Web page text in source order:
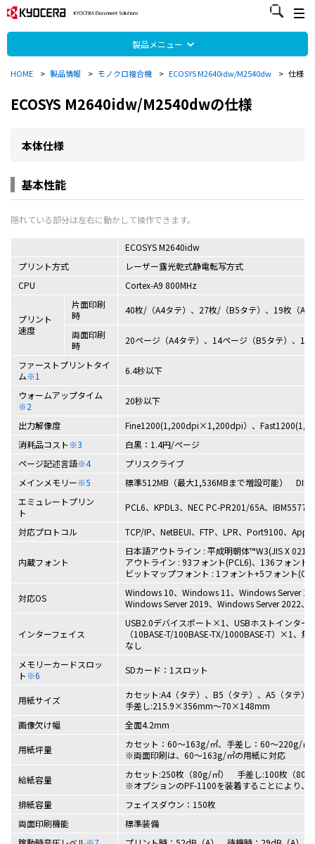
製品メニュー
HOME > 製品情報 > モノクロ複合機 > ECOSYS M2640idw/M2540dw > 仕様
ECOSYS M2640idw/M2540dwの仕様
本体仕様
基本性能
ECOSYS M2640idw
プリント方式
レーザー露光乾式静電転写方式
CPU
Cortex-A9 800MHz
プリント
速度
片面印刷
時
40枚/（A4タテ）、27枚/（B5タテ）、19枚（A5
両面印刷
時
20ページ（A4タテ）、14ページ（B5タテ）、10
ファーストプリントタイ
ム※1 6.4秒以下
ウォームアップタイム
※2
20秒以下
出力解像度
Fine1200(1,200dpi×1,200dpi）、
消耗品コスト※3
白黒：1.4円/ページ
ページ記述言語※4
プリスクライブ
メインメモリー※5
標準512MB（最大1,536MBまで増設可能）
エミュレートプリン
ト
PCL6、KPDL3、NEC PC-PR201/65A、IBM5577
対応プロトコル TCP/IP、NetBEUI、FTP、LPR、Port9100、
内蔵フォント
日本語アウトライン : 平成明朝体™W3(JIS X
アウトライン : 93フォント(PCL6)、136フォント
ビットマップフォント : 1フォント+5フォント
対応OS
Windows 10、Windows 11、Windows Server
Windows Server 2019、Windows Server 2022、
インターフェイス
USB2.0デバイスポート×1、USBホストインタ
（10BASE-T/100BASE-TX/1000BASE-T）×1、
なし
メモリーカードスロッ
ト※6 SDカード：1スロット
用紙サイズ
カセット:A4（タテ）、B5（タテ）、A5（タテ
手差し:215.9×356mm～70×148mm
画像欠け幅
全面4.2mm
用紙坪量
カセット：60～163g/㎡、手差し：60～220g/㎡
※両面印刷は、60～163g/㎡の用紙に対応
給紙容量
カセット:250枚（80g/㎡） 手差し:100枚（
※オプションのPF-1100を装着することにより、
排紙容量
フェイスダウン：150枚
両面印刷機能
標準装備